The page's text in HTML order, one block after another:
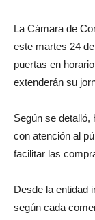
La Cámara de
este martes 24
puertas en
extenderán su
Según se detalló,
con atención al
facilitar las
Desde la entidad
según cada